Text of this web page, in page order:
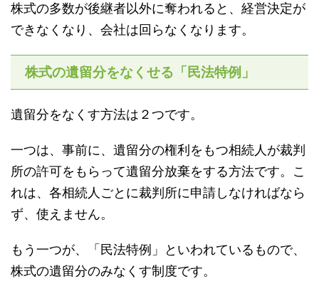
株式の多数が後継者以外に奪われると、経営決定が
できなくなり、会社は回らなくなります。
株式の遺留分をなくせる「民法特例」
遺留分をなくす方法は２つです。
一つは、事前に、遺留分の権利をもつ相続人が裁判
所の許可をもらって遺留分放棄をする方法です。こ
れは、各相続人ごとに裁判所に申請しなければなら
ず、使えません。
もう一つが、「民法特例」といわれているもので、
株式の遺留分のみなくす制度です。